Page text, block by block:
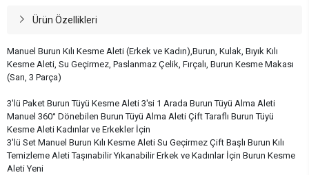
Ürün Özellikleri
Manuel Burun Kılı Kesme Aleti (Erkek ve Kadın),Burun, Kulak, Bıyık Kılı
Kesme Aleti, Su Geçirmez, Paslanmaz Çelik, Fırçalı, Burun Kesme Makası
(Sarı, 3 Parça)
3'lü Paket Burun Tüyü Kesme Aleti 3'si 1 Arada Burun Tüyü Alma Aleti
Manuel 360° Dönebilen Burun Tüyü Alma Aleti Çift Taraflı Burun Tüyü
Kesme Aleti Kadınlar ve Erkekler İçin
3'lü Set Manuel Burun Kılı Kesme Aleti Su Geçirmez Çift Başlı Burun Kılı
Temizleme Aleti Taşınabilir Yıkanabilir Erkek ve Kadınlar İçin Burun Kesme
Aleti Yeni